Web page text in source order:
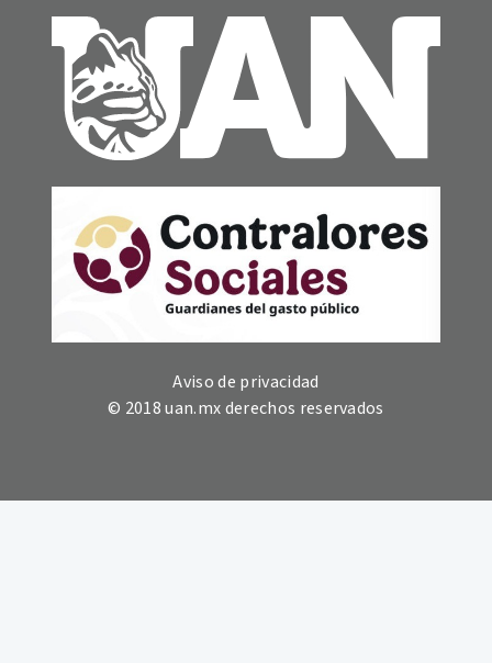
Aviso de privacidad
© 2018 uan.mx derechos reservados